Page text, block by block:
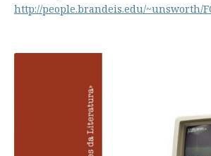
http://people.brandeis.edu/~unsworth/